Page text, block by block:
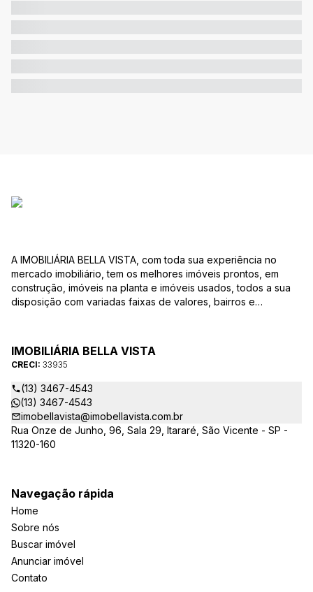
A IMOBILIÁRIA BELLA VISTA, com toda sua experiência no
mercado imobiliário, tem os melhores imóveis prontos, em
construção, imóveis na planta e imóveis usados, todos a sua
disposição com variadas faixas de valores, bairros e
ao CRECI-EE – estarão sempre prontos para responder-lhe
todas as suas dúvidas sobre casas, apartamentos, terrenos,
salas comerciais e outros produtos imobiliários.
IMOBILIÁRIA BELLA VISTA
CRECI: 33935
(13) 3467-4543
(13) 3467-4543
imobellavista@imobellavista.com.br
Rua Onze de Junho, 96, Sala 29, Itararé, São Vicente - SP -
11320-160
Navegação rápida
Home
Sobre nós
Buscar imóvel
Anunciar imóvel
Contato